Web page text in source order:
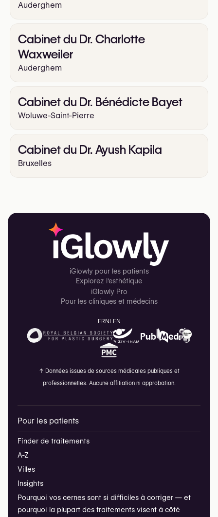
Auderghem
Cabinet du Dr. Charlotte
Waxweiler
Auderghem
Cabinet du Dr. Bénédicte Bayet
Woluwe-Saint-Pierre
Cabinet du Dr. Ayush Kapila
Bruxelles
iGlowly pour les patients
Explorez l'esthétique
iGlowly Pro
Pour les cliniques et médecins
FRNLEN
↑ Données issues de sources médicales publiques et
professionnelles. Aucune affiliation ni approbation.
Pour les patients
Finder de traitements
A-Z
Villes
Insights
Pourquoi vos cernes sont si difficiles à corriger — et
pourquoi la plupart des traitements visent à côté